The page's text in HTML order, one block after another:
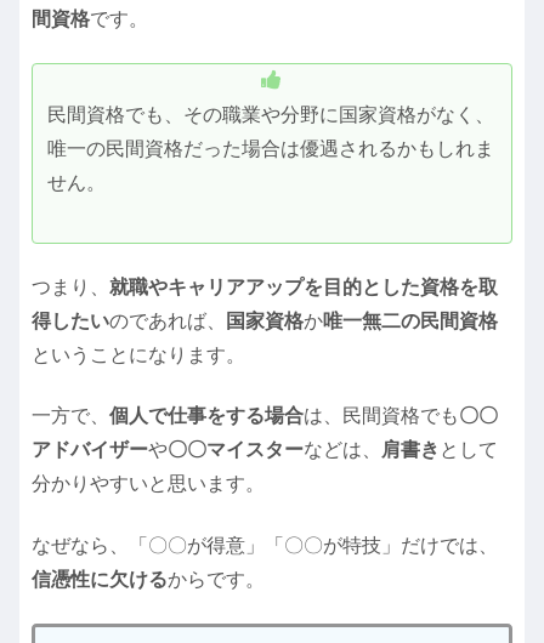
間資格です。
民間資格でも、その職業や分野に国家資格がなく、
唯一の民間資格だった場合は優遇されるかもしれま
せん。
つまり、 就職やキャリアアップを目的とした資格を取
得したいのであれば、 国家資格か唯一無二の民間資格
ということになります。
一方で、 個人で仕事をする場合は、民間資格でも〇〇
アドバイザーや〇〇マイスターなどは、 肩書き として
分かりやすいと思います。
なぜなら、「〇〇が得意」「〇〇が特技」だけでは、
信憑性に欠けるからです。